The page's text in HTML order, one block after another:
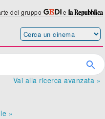
del gruppo e
Vai alla ricerca avanzata »
»